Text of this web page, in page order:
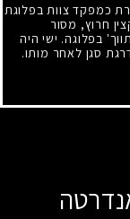
כמפקד צוות בפלוגת
חרוץ, מסור
בפלוגה. ישי היה
סגן לאחר מותו.